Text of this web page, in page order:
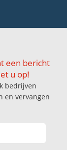
een bericht
u op!
bedrijven
en vervangen